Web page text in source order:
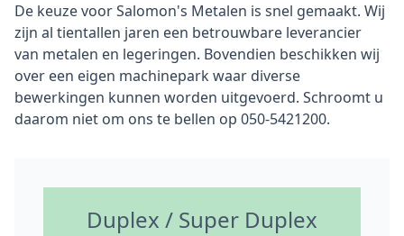
De keuze voor Salomon's Metalen is snel gemaakt. Wij
zijn al tientallen jaren een betrouwbare leverancier
van metalen en legeringen. Bovendien beschikken wij
over een eigen machinepark waar diverse
bewerkingen kunnen worden uitgevoerd. Schroomt u
daarom niet om ons te bellen op 050-5421200.
Duplex / Super Duplex